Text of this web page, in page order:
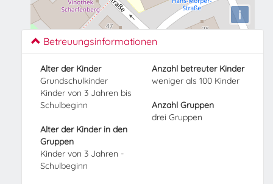
i
Betreuungsinformationen
Alter der Kinder
Grundschulkinder
Kinder von 3 Jahren bis
Schulbeginn
Alter der Kinder in den
Gruppen
Kinder von 3 Jahren -
Schulbeginn
Anzahl betreuter Kinder
weniger als 100 Kinder
Anzahl Gruppen
drei Gruppen